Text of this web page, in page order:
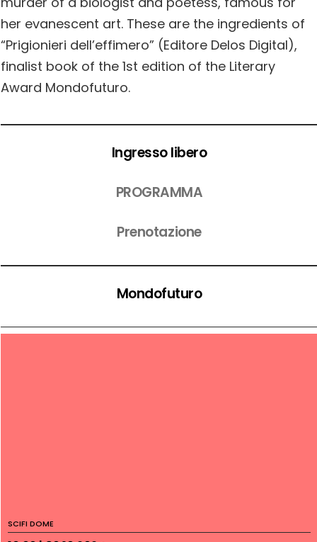
her evanescent art. These are the ingredients of
“Prigionieri dell’effimero” (Editore Delos Digital),
finalist book of the 1st edition of the Literary
Award Mondofuturo.
Ingresso libero
PROGRAMMA
Prenotazione
Mondofuturo
SCIFI DOME